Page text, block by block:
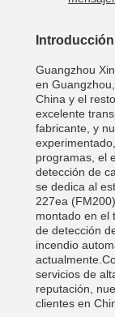
Guangzhou
en
China y el
excelente
fabricante, y
programas, el
detección de
se dedica al
227ea
montado en el
de detección
incendio
servicios de
reputación,
clientes en